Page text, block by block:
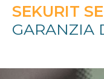
SEKURIT
GARANZIA